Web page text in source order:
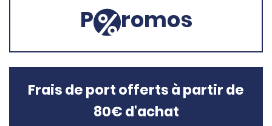
P romos
Frais de port offerts à partir de
80€ d'achat